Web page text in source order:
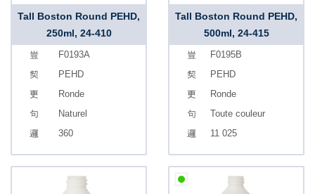
Tall Boston Round PEHD,
250ml, 24-410
F0193A
PEHD
Ronde
Naturel
360
Tall Boston Round PEHD,
500ml, 24-415
F0195B
PEHD
Ronde
Toute couleur
11 025